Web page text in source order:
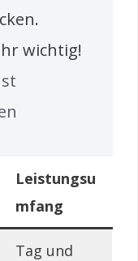
wichtig!
Leistungsu
mfang
Tag und